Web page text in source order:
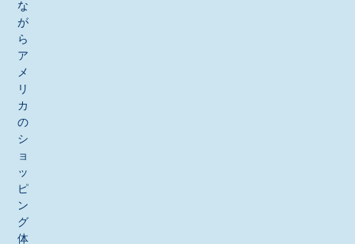
な
が
ら
ア
メ
リ
カ
の
シ
ョ
ッ
ピ
ン
グ
体